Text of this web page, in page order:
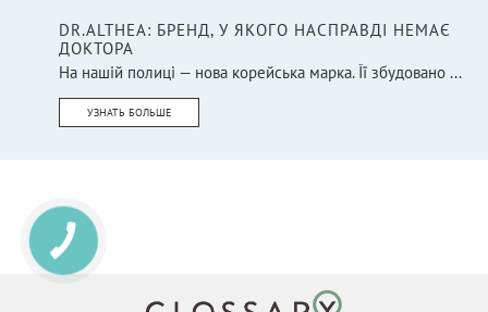
DR.ALTHEA: БРЕНД, У ЯКОГО НАСПРАВДІ НЕМАЄ
ДОКТОРА
На нашій полиці — нова корейська марка. Її збудовано ...
УЗНАТЬ БОЛЬШЕ